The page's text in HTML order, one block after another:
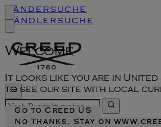
Welcome
It looks like you are in
to see our site with local
Go to Creed US
No Thanks, Stay on
Ländersuche
Händlersuche